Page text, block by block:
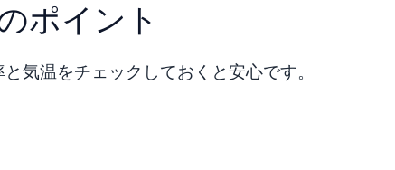
ポイント
気温をチェックしておくと安心です。